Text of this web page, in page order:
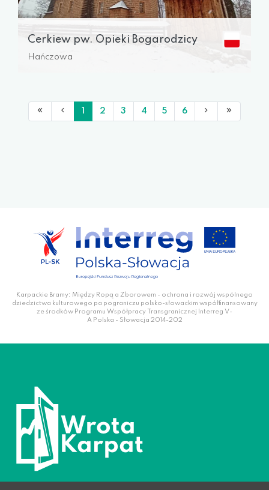
Cerkiew pw. Opieki Bogarodzicy
Hańczowa
2 3 4 5 6
Karpackie Bramy: Między Ropą a Zborowem - ochrona i rozwój wspólnego
dziedzictwa kulturowego pa pograniczu polsko-słowackim współfinansowany
ze środków Programu Współpracy Transgranicznej Interreg V-
A Polska - Słowacja 2014-202